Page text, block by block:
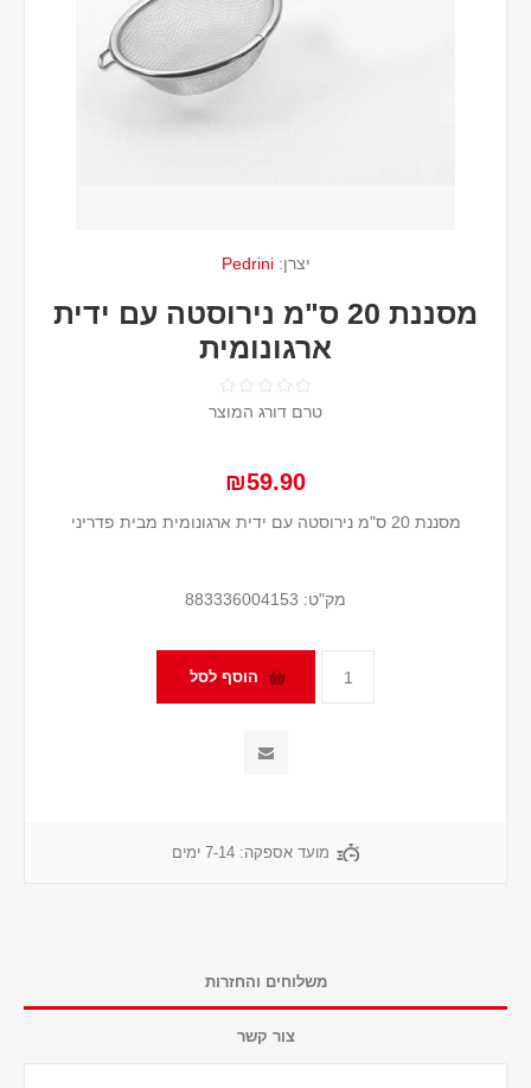
יצרן: Pedrini
מסננת 20 ס"מ נירוסטה עם ידית
ארגונומית
טרם דורג המוצר
₪59.90
מסננת 20 ס"מ נירוסטה עם ידית ארגונומית מבית פדריני
מק"ט: 883336004153
מועד אספקה: 7-14 ימים
משלוחים והחזרות
צור קשר